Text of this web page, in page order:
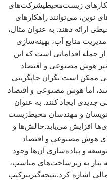
زیست‌محیطیشرکت‌های
نوین، می‌توانند راهکارهای
ارائه دهند. به عنوان مثال،
منابع آب، بهینه‌سازی
جمله اقداماتی است که این
هوش مصنوعی و اقتصاد
ممکن است نگران جایگزینی
اما هوش مصنوعی و اقتصاد
ایجاد کنند. به عنوان
و مهندسان محیط‌زیست
افزایش می‌یابد.چالش‌ها و
هوش مصنوعی و اقتصاد
و پیاده‌سازی آن‌ها وجود
نیاز به زیرساخت‌های مناسب،
اشاره کرد.نتیجه‌گیریترکیب